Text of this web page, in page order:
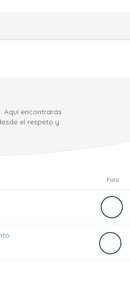
Aquí encontrarás
el respeto y
Foro